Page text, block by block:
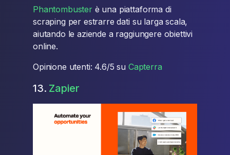
Phantombusterè una piattaforma di
scraping per estrarre dati su larga scala,
aiutando le aziende a raggiungere obiettivi
online.
Opinione utenti: 4.6/5 su Capterra
13. Zapier